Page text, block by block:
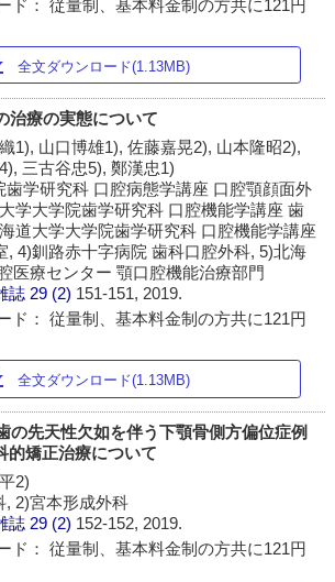
ド： 従量制、基本料金制の方共に121円
全文ダウンロード(1.13MB)
治療の実態について
1), 山口博雄1), 佐藤嘉晃2), 山本隆昭2),
三古谷忠5), 鄭漢忠1)
歯学研究科 口腔病態学講座 口腔顎顔面外
学大学院歯学研究科 口腔機能学講座 歯
道大学大学院歯学研究科 口腔機能学講座
, 4)釧路赤十字病院 歯科口腔外科, 5)北海
医療センター 顎口腔機能治療部門
誌 29 (2) 151-151, 2019.
ド： 従量制、基本料金制の方共に121円
全文ダウンロード(1.13MB)
の先天性欠如を伴う下顎骨側方偏位症例
的矯正治療について
2)
, 2)宮本形成外科
誌 29 (2) 152-152, 2019.
ド： 従量制、基本料金制の方共に121円